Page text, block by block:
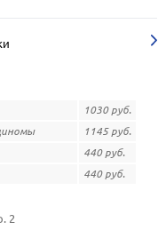
1030 руб.
1145 руб.
440 руб.
440 руб.
2